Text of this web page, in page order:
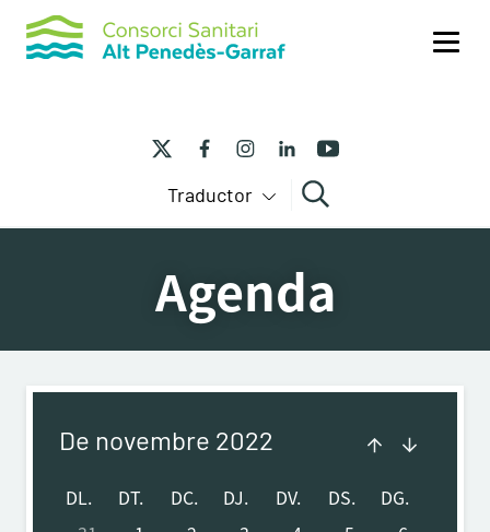
Traductor Cercar
Agenda
De novembre 2022
DL. DT. DC. DJ. DV. DS.
DG.